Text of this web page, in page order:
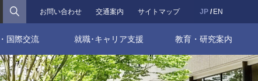
JP EN
お問い合わせ 交通案内 サイトマップ
検索
国際交流 就職･キャリア支援 教育・研究案内